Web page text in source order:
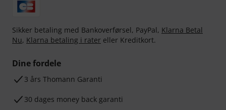
Sikker betaling med Bankoverførsel, PayPal, Klarna Betal
Nu, Klarna betaling i rater eller Kreditkort.
Dine fordele
3 års Thomann Garanti
30 dages money back garanti